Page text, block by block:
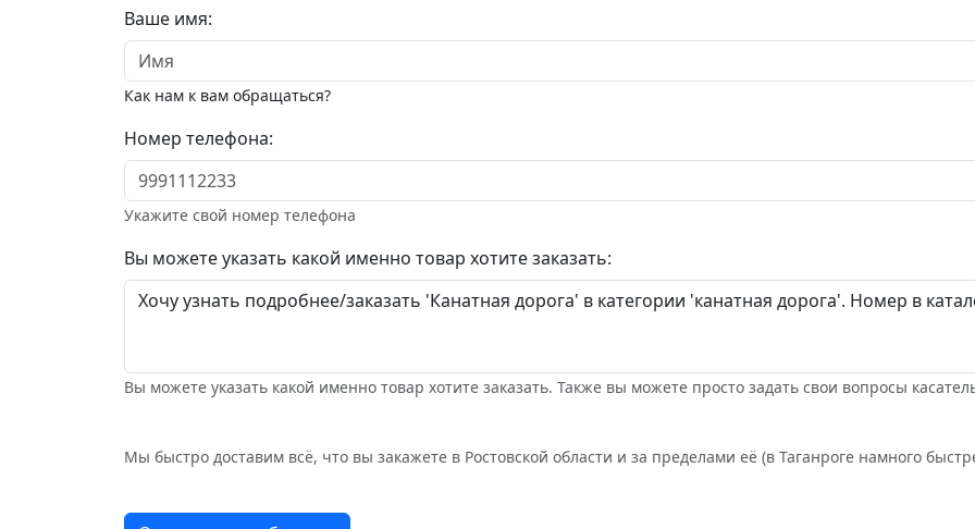
Ваше имя:
Как нам к вам обращаться?
Номер телефона:
Укажите свой номер телефона
Вы можете указать какой именно товар хотите заказать:
Вы можете указать какой именно товар хотите заказать. Также вы можете просто задать свои вопросы
Мы быстро доставим всё, что вы закажете в Ростовской области и за пределами её (в Таганроге намного